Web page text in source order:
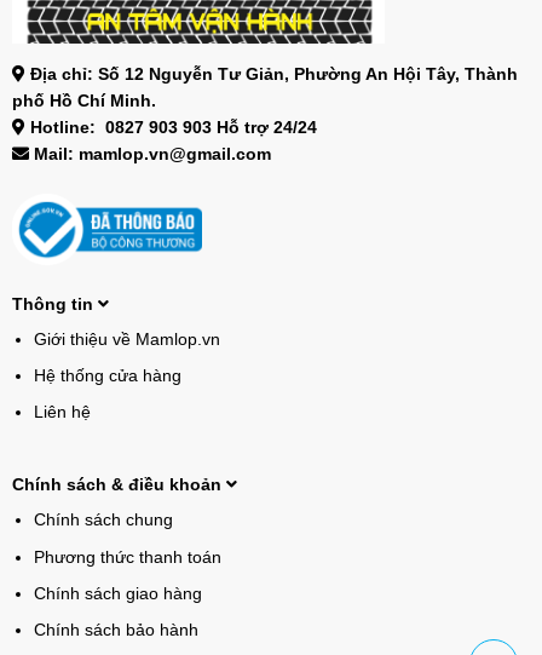
Địa chỉ: Số 12 Nguyễn Tư Giản, Phường An Hội Tây, Thành
phố Hồ Chí Minh.
Hotline: 0827 903 903 Hỗ trợ 24/24
Mail: mamlop.vn@gmail.com
Thông tin
Giới thiệu về Mamlop.vn
Hệ thống cửa hàng
Liên hệ
Chính sách & điều khoản
Chính sách chung
Phương thức thanh toán
Chính sách giao hàng
Chính sách bảo hành